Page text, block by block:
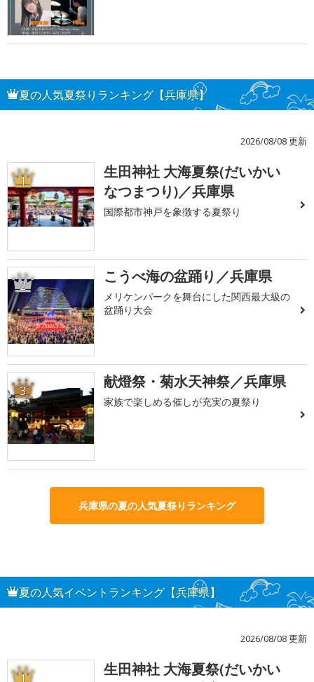
夏の人気夏祭りランキング【兵庫県】
2026/08/08 更新
1
生田神社 大海夏祭(だいかい
なつまつり)／兵庫県
国際都市神戸を象徴する夏祭り
2 こうべ海の盆踊り／兵庫県
メリケンパークを舞台にした関西最大級の
盆踊り大会
3 献燈祭・菊水天神祭／兵庫県
家族で楽しめる催しが充実の夏祭り
兵庫県の夏の人気夏祭りランキング
夏の人気イベントランキング【兵庫県】
2026/08/08 更新
1
生田神社 大海夏祭(だいかい